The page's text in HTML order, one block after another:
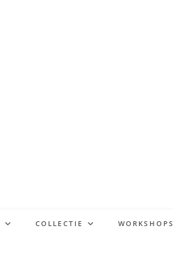
COLLECTIE WORKSHOPS